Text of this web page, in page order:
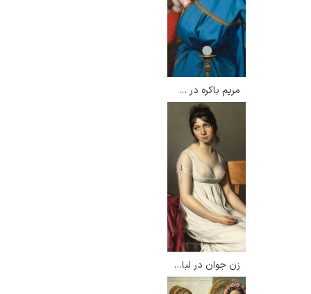
مریم باکره در حال پرستش نان مقدس – انگر
زن جوان در لباس سفید – ژاک لویی داوید